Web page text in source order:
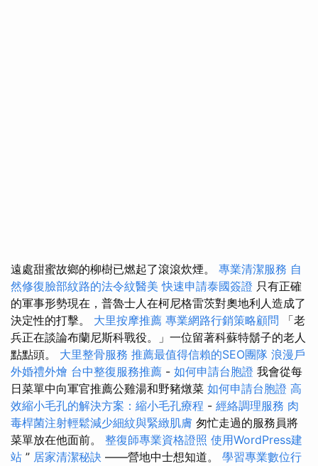
遠處甜蜜故鄉的柳樹已燃起了滾滾炊煙。 專業清潔服務 自
然修復臉部紋路的法令紋醫美 快速申請泰國簽證 只有正確
的軍事形勢現在，普魯士人在柯尼格雷茨對奧地利人造成了
決定性的打擊。 大里按摩推薦 專業網路行銷策略顧問 「老
兵正在談論布蘭尼斯科戰役。」一位留著科蘇特鬍子的老人
點點頭。 大里整骨服務 推薦最值得信賴的SEO團隊 浪漫戶
外婚禮外燴 台中整復服務推薦 - 如何申請台胞證 我會從每
日菜單中向軍官推薦公雞湯和野豬燉菜 如何申請台胞證 高
效縮小毛孔的解決方案：縮小毛孔療程 - 經絡調理服務 肉
毒桿菌注射輕鬆減少細紋與緊緻肌膚 匆忙走過的服務員將
菜單放在他面前。 整復師專業資格證照 使用WordPress建
站 ” 居家清潔秘訣 ——營地中士想知道。 學習專業數位行